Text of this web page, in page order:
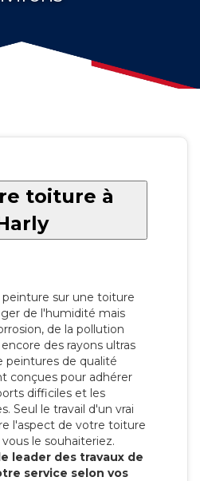
toiture à
sur une toiture
de l'humidité mais
de la pollution
des rayons ultras
peintures de qualité
conçues pour adhérer
difficiles et les
Seul le travail d'un vrai
l'aspect de votre toiture
le souhaiteriez.
leader des travaux de
service selon vos